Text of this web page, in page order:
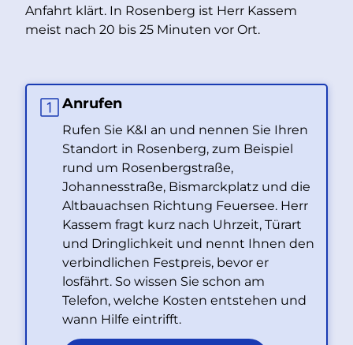
Anfahrt klärt. In Rosenberg ist Herr Kassem
meist nach 20 bis 25 Minuten vor Ort.
Anrufen
Rufen Sie K&I an und nennen Sie Ihren
Standort in Rosenberg, zum Beispiel
rund um Rosenbergstraße,
Johannesstraße, Bismarckplatz und die
Altbauachsen Richtung Feuersee. Herr
Kassem fragt kurz nach Uhrzeit, Türart
und Dringlichkeit und nennt Ihnen den
verbindlichen Festpreis, bevor er
losfährt. So wissen Sie schon am
Telefon, welche Kosten entstehen und
wann Hilfe eintrifft.